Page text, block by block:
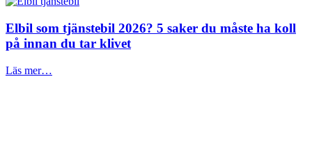
Elbil som tjänstebil 2026? 5 saker du måste ha koll
på innan du tar klivet
Läs mer…